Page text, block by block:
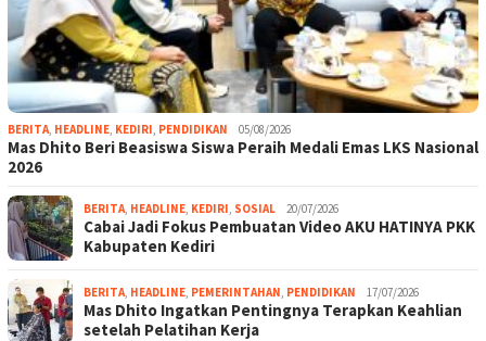
BERITA, HEADLINE, KEDIRI, PENDIDIKAN 05/08/2026
Mas Dhito Beri Beasiswa Siswa Peraih Medali Emas LKS Nasional
2026
BERITA, HEADLINE, KEDIRI, SOSIAL 20/07/2026
Cabai Jadi Fokus Pembuatan Video AKU HATINYA PKK
Kabupaten Kediri
BERITA, HEADLINE, PEMERINTAHAN, PENDIDIKAN 17/07/2026
Mas Dhito Ingatkan Pentingnya Terapkan Keahlian
setelah Pelatihan Kerja